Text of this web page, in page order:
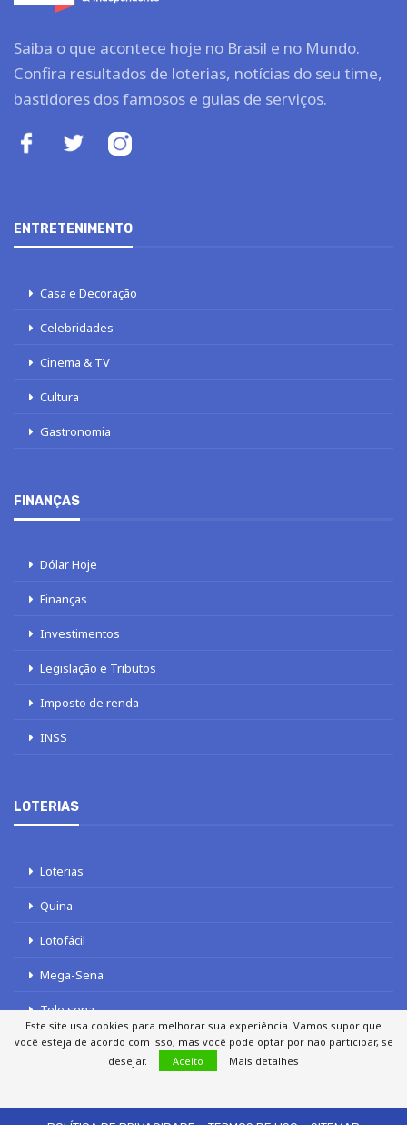
Saiba o que acontece hoje no Brasil e no Mundo.
Confira resultados de loterias, notícias do seu time,
bastidores dos famosos e guias de serviços.
ENTRETENIMENTO
Casa e Decoração
Celebridades
Cinema & TV
Cultura
Gastronomia
FINANÇAS
Dólar Hoje
Finanças
Investimentos
Legislação e Tributos
Imposto de renda
INSS
LOTERIAS
Loterias
Quina
Lotofácil
Mega-Sena
Tele sena
Este site usa cookies para melhorar sua experiência. Vamos supor que
você esteja de acordo com isso, mas você pode optar por não participar, se
desejar.
Aceito Mais detalhes